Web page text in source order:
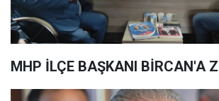
MHP İLÇE BAŞKANI BİRCAN'A